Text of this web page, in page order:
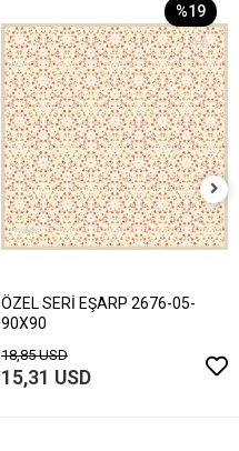
%19
ÖZEL SERİ EŞARP 2676-05-
90X90
18,85 USD
15,31 USD